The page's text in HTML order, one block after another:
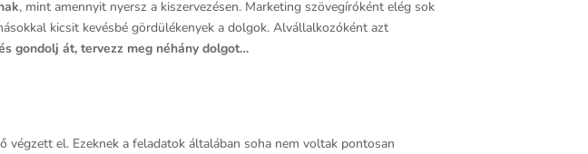
, mint amennyit nyersz a kiszervezésen. Marketing szövegíróként elég sok
kicsit kevésbé gördülékenyek a dolgok. Alvállalkozóként azt
gondolj át, tervezz meg néhány dolgot…
el. Ezeknek a feladatok általában soha nem voltak pontosan